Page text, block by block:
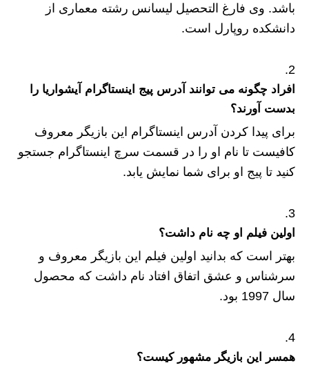
باشد. وی فارغ التحصیل لیسانس رشته معماری از
دانشکده روپارل است.
افراد چگونه می توانند آدرس پیج اینستاگرام آیشواریا را
بدست آورند؟
برای پیدا کردن آدرس اینستاگرام این بازیگر معروف
کافیست تا نام او را در قسمت سرچ اینستاگرام جستجو
کنید تا پیج او برای شما نمایش یابد.
اولین فیلم او چه نام داشت؟
بهتر است که بدانید اولین فیلم این بازیگر معروف و
سرشناس و عشق اتفاق افتاد نام داشت که محصول
سال 1997 بود.
همسر این بازیگر مشهور کیست؟